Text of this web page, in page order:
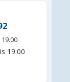
19.00